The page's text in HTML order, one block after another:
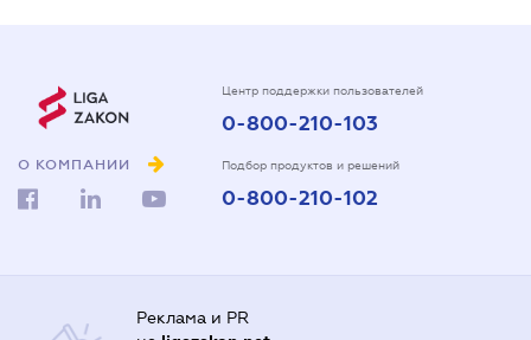
О КОМПАНИИ
Центр поддержки пользователей
0-800-210-103
Подбор продуктов и решений
0-800-210-102
Реклама и PR